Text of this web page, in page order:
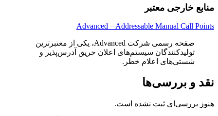
منابع خارجی معتبر
Advanced – Addressable Manual Call Points
صفحه رسمی شرکت Advanced، یکی از معتبرترین
تولیدکنندگان سیستم‌های اعلان حریق آدرس‌پذیر و
شستی‌های اعلام خطر.
نقد و بررسی‌ها
هنوز بررسی‌ای ثبت نشده است.